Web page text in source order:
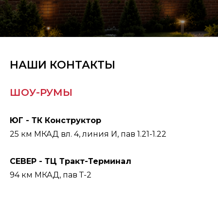
НАШИ КОНТАКТЫ
ШОУ-РУМЫ
ЮГ - ТК Конструктор
25 км МКАД вл. 4, линия И, пав 1.21-1.22
СЕВЕР - ТЦ Тракт-Терминал
94 км МКАД, пав Т-2